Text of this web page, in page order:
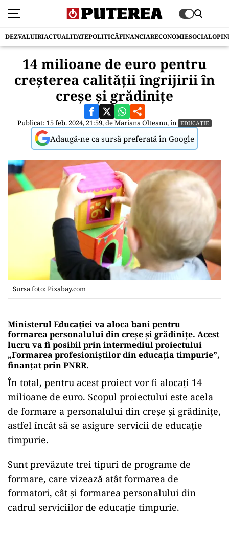
DEZVALUIRIACTUALITATEPOLITICĂFINANCIARECONOMIESOCIAL
14 milioane de euro pentru
creșterea calității îngrijirii în
creșe și grădinițe
Publicat: 15 feb. 2024, 21:59, deMariana Olteanu, în EDUCAȚIE
Adaugă-ne ca sursă preferată în Google
Sursa foto: Pixabay.com
Ministerul Educației va aloca bani pentru
formarea personalului din creșe și grădinițe. Acest
lucru va fi posibil prin intermediul proiectului
„Formarea profesioniștilor din educația timpurie”,
finanțat prin PNRR.
În total, pentru acest proiect vor fi alocați 14
milioane de euro. Scopul proiectului este acela
de formare a personalului din creșe și grădinițe,
astfel încât să se asigure servicii de educație
timpurie.
Sunt prevăzute trei tipuri de programe de
formare, care vizează atât formarea de
formatori, cât și formarea personalului din
cadrul serviciilor de educație timpurie.